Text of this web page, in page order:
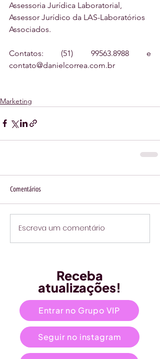
Assessoria Jurídica Laboratorial,
Assessor Jurídico da LAS-Laboratórios
Associados.
Contatos: (51) 99563.8988 e
contato@danielcorrea.com.br
Marketing
Comentários
Escreva um comentário
Receba
atualizações!
Entrar no Grupo VIP
Seguir no instagram